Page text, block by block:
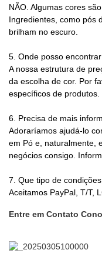
NÃO. Algumas cores
Ingredientes, como pós
brilham no escuro.
5. Onde posso
A nossa estrutura de
da escolha de cor. Por
específicos de produtos.
6. Precisa de mais
Adoraríamos ajudá-lo
em Pó e, naturalmente,
negócios consigo.
7. Que tipo de
Aceitamos PayPal, T/T,
Entre em Contato